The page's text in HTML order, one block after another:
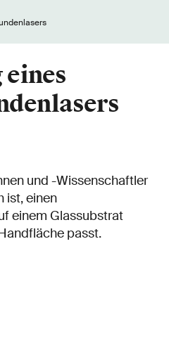
und -Wissenschaftler
ist, einen
einem Glassubstrat
passt.